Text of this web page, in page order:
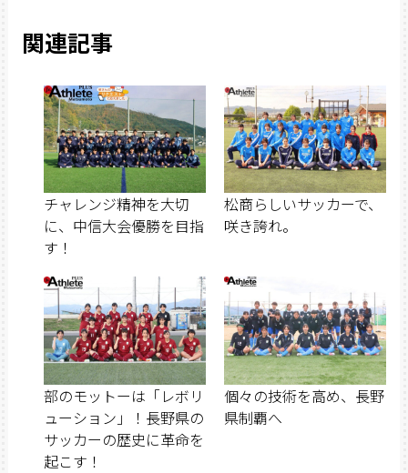
関連記事
チャレンジ精神を大切
に、中信大会優勝を目指
す！
松商らしいサッカーで、
咲き誇れ。
部のモットーは「レボリ
ューション」！長野県の
サッカーの歴史に革命を
起こす！
個々の技術を高め、長野
県制覇へ